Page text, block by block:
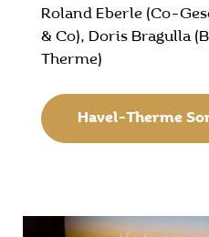
Roland Eberle (Co-
& Co), Doris Bragulla
Therme)
Havel-Therme